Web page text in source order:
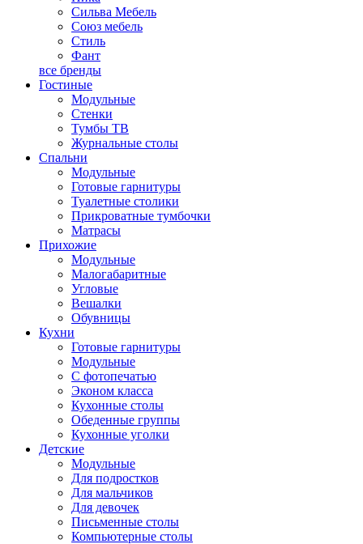
Сильва Мебель
Союз мебель
Стиль
Фант
все бренды
Гостиные
Модульные
Стенки
Тумбы ТВ
Журнальные столы
Спальни
Модульные
Готовые гарнитуры
Туалетные столики
Прикроватные тумбочки
Матрасы
Прихожие
Модульные
Малогабаритные
Угловые
Вешалки
Обувницы
Кухни
Готовые гарнитуры
Модульные
С фотопечатью
Эконом класса
Кухонные столы
Обеденные группы
Кухонные уголки
Детские
Модульные
Для подростков
Для мальчиков
Для девочек
Письменные столы
Компьютерные столы